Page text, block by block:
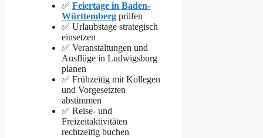
✅Feiertage in Baden-
Württemberg prüfen
✅ Urlaubstage strategisch
einsetzen
✅ Veranstaltungen und
Ausflüge in Ludwigsburg
planen
✅ Frühzeitig mit Kollegen
und Vorgesetzten
abstimmen
✅ Reise- und
Freizeitaktivitäten
rechtzeitig buchen